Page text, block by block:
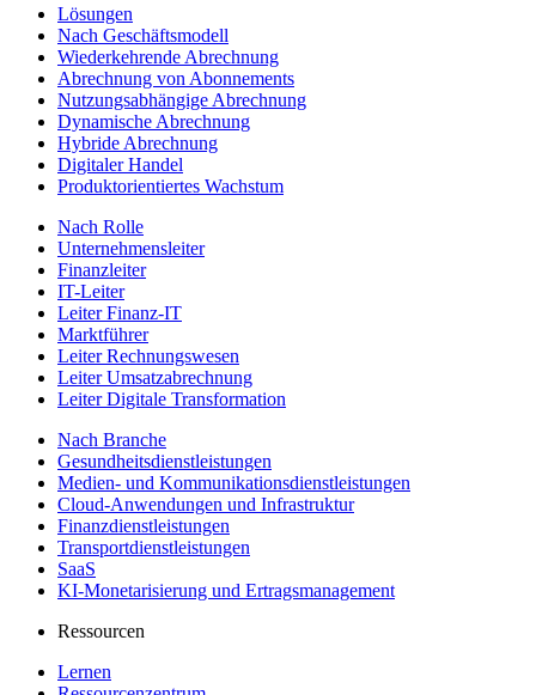
Lösungen
Nach Geschäftsmodell
Wiederkehrende Abrechnung
Abrechnung von Abonnements
Nutzungsabhängige Abrechnung
Dynamische Abrechnung
Hybride Abrechnung
Digitaler Handel
Produktorientiertes Wachstum
Nach Rolle
Unternehmensleiter
Finanzleiter
IT-Leiter
Leiter Finanz-IT
Marktführer
Leiter Rechnungswesen
Leiter Umsatzabrechnung
Leiter Digitale Transformation
Nach Branche
Gesundheitsdienstleistungen
Medien- und Kommunikationsdienstleistungen
Cloud-Anwendungen und Infrastruktur
Finanzdienstleistungen
Transportdienstleistungen
SaaS
KI-Monetarisierung und Ertragsmanagement
Ressourcen
Lernen